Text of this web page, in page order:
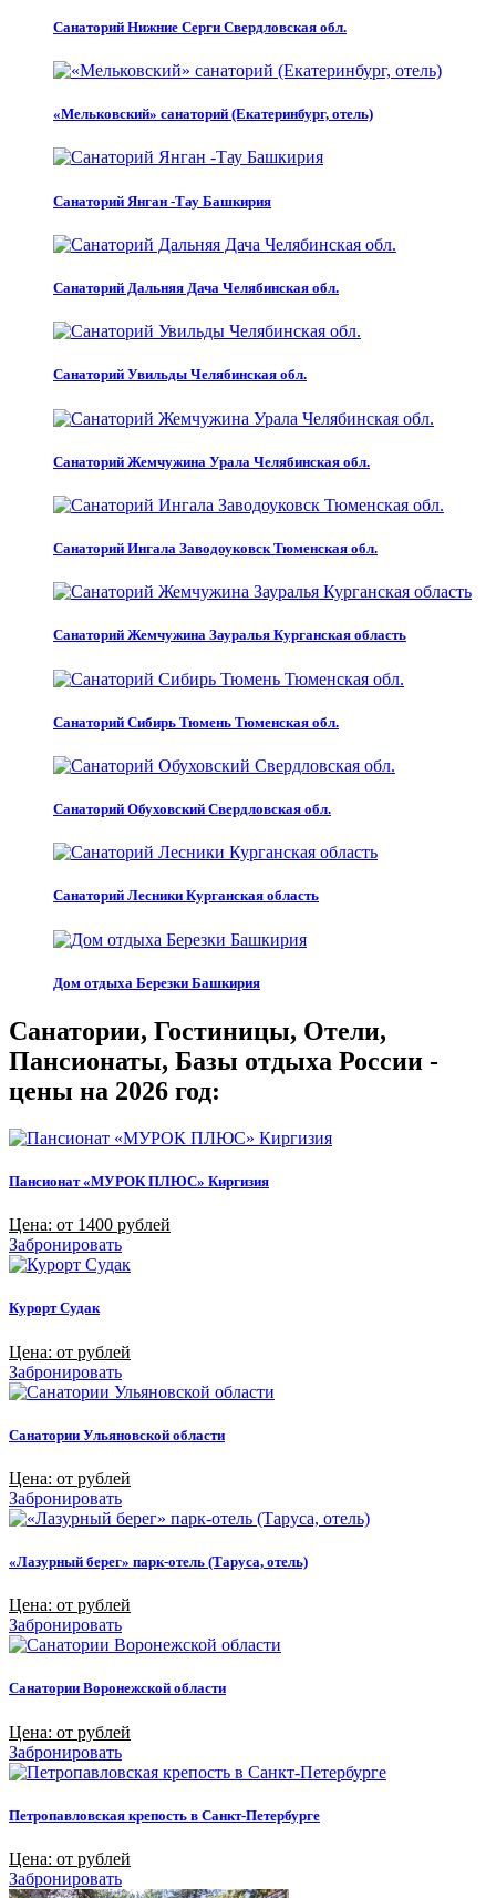
Санаторий Нижние Серги Свердловская обл.
«Мельковский» санаторий (Екатеринбург, отель)
Санаторий Янган -Тау Башкирия
Санаторий Дальняя Дача Челябинская обл.
Санаторий Увильды Челябинская обл.
Санаторий Жемчужина Урала Челябинская обл.
Санаторий Ингала Заводоуковск Тюменская обл.
Санаторий Жемчужина Зауралья Курганская область
Санаторий Сибирь Тюмень Тюменская обл.
Санаторий Обуховский Свердловская обл.
Санаторий Лесники Курганская область
Дом отдыха Березки Башкирия
Санатории, Гостиницы, Отели,
Пансионаты, Базы отдыха России -
цены на 2026 год:
Пансионат «МУРОК ПЛЮС» Киргизия
Цена: от 1400 рублей
Забронировать
Курорт Судак
Цена: от рублей
Забронировать
Санатории Ульяновской области
Цена: от рублей
Забронировать
«Лазурный берег» парк-отель (Таруса, отель)
Цена: от рублей
Забронировать
Санатории Воронежской области
Цена: от рублей
Забронировать
Петропавловская крепость в Санкт-Петербурге
Цена: от рублей
Забронировать